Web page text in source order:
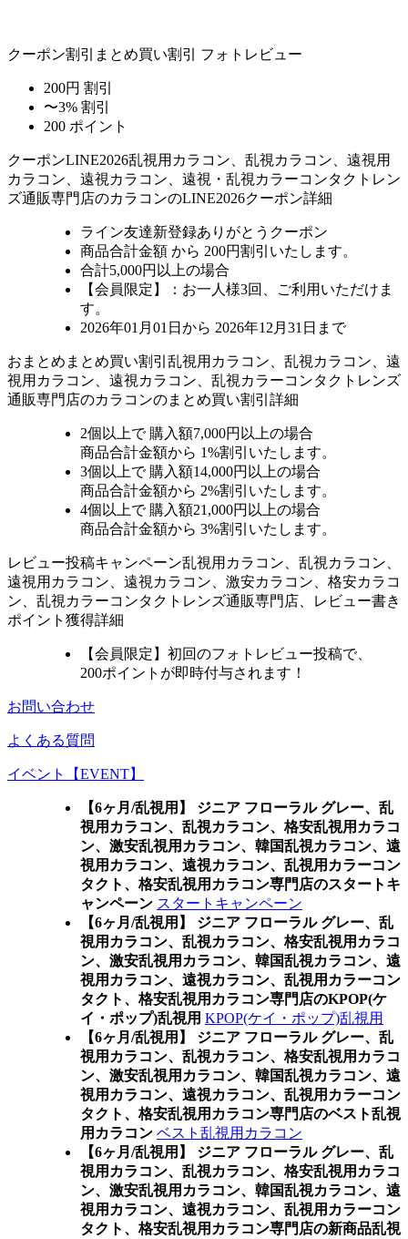
クーポン割引 まとめ買い割引 フォトレビュー
200円 割引
〜3% 割引
200 ポイント
クーポンLINE2026乱視用カラコン、乱視カラコン、遠視用
カラコン、遠視カラコン、遠視・乱視カラーコンタクトレン
ズ通販専門店のカラコンのLINE2026クーポン詳細
ライン友達新登録ありがとうクーポン
商品合計金額 から 200円割引 いたします。
合計5,000円以上の場合
【会員限定】：お一人様3回
、ご利用いただけま
す。
2026年01月01日から 2026年12月31日まで
おまとめ まとめ買い割引 乱視用カラコン、乱視カラコン、遠
視用カラコン、遠視カラコン、乱視カラーコンタクトレンズ
通販専門店のカラコンのまとめ買い割引詳細
2個 以上で 購入額7,000円以上の場合
商品合計金額から 1%割引いたします。
3個 以上で 購入額14,000円以上の場合
商品合計金額から 2%割引いたします。
4個 以上で 購入額21,000円以上の場合
商品合計金額から 3%割引いたします。
レビュー投稿キャンペーン乱視用カラコン、乱視カラコン、
遠視用カラコン、遠視カラコン、激安カラコン、格安カラコ
ン、乱視カラーコンタクトレンズ通販専門店、レビュー書き
ポイント獲得詳細
【会員限定】初回のフォトレビュー投稿で、
200ポイント が即時付与されます！
お問い合わせ
よくある質問
イベント【EVENT】
【6ヶ月/乱視用】 ジニア フローラル グレー、乱
視用カラコン、乱視カラコン、格安乱視用カラコ
ン、激安乱視用カラコン、韓国乱視カラコン、遠
視用カラコン、遠視カラコン、乱視用カラーコン
タクト、格安乱視用カラコン専門店のスタートキ
ャンペーン スタートキャンペーン
【6ヶ月/乱視用】 ジニア フローラル グレー、乱
視用カラコン、乱視カラコン、格安乱視用カラコ
ン、激安乱視用カラコン、韓国乱視カラコン、遠
視用カラコン、遠視カラコン、乱視用カラーコン
タクト、格安乱視用カラコン専門店のKPOP(ケ
イ・ポップ)乱視用 KPOP(ケイ・ポップ)乱視用
【6ヶ月/乱視用】 ジニア フローラル グレー、乱
視用カラコン、乱視カラコン、格安乱視用カラコ
ン、激安乱視用カラコン、韓国乱視カラコン、遠
視用カラコン、遠視カラコン、乱視用カラーコン
タクト、格安乱視用カラコン専門店のベスト乱視
用カラコン ベスト乱視用カラコン
【6ヶ月/乱視用】 ジニア フローラル グレー、乱
視用カラコン、乱視カラコン、格安乱視用カラコ
ン、激安乱視用カラコン、韓国乱視カラコン、遠
視用カラコン、遠視カラコン、乱視用カラーコン
タクト、格安乱視用カラコン専門店の新商品乱視